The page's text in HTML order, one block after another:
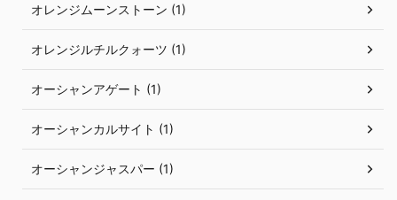
オレンジムーンストーン (1)
オレンジルチルクォーツ (1)
オーシャンアゲート (1)
オーシャンカルサイト (1)
オーシャンジャスパー (1)